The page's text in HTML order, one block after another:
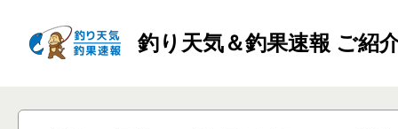
釣り天気＆釣果速報 ご紹